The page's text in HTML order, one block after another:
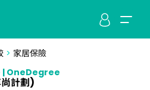
> 家居保險
OneDegree
計劃)